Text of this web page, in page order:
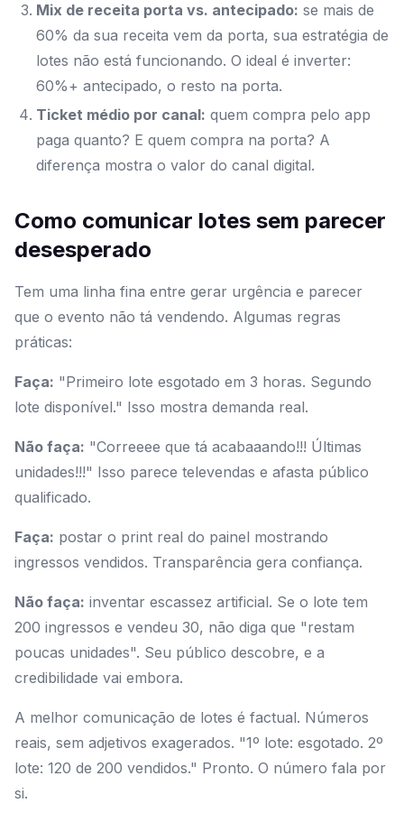
Mix de receita porta vs. antecipado: se mais de
60% da sua receita vem da porta, sua estratégia de
lotes não está funcionando. O ideal é inverter:
60%+ antecipado, o resto na porta.
Ticket médio por canal: quem compra pelo app
paga quanto? E quem compra na porta? A
diferença mostra o valor do canal digital.
Como comunicar lotes sem parecer
desesperado
Tem uma linha fina entre gerar urgência e parecer
que o evento não tá vendendo. Algumas regras
práticas:
Faça: "Primeiro lote esgotado em 3 horas. Segundo
lote disponível." Isso mostra demanda real.
Não faça: "Correeee que tá acabaaando!!! Últimas
unidades!!!" Isso parece televendas e afasta público
qualificado.
Faça: postar o print real do painel mostrando
ingressos vendidos. Transparência gera confiança.
Não faça: inventar escassez artificial. Se o lote tem
200 ingressos e vendeu 30, não diga que "restam
poucas unidades". Seu público descobre, e a
credibilidade vai embora.
A melhor comunicação de lotes é factual. Números
reais, sem adjetivos exagerados. "1º lote: esgotado. 2º
lote: 120 de 200 vendidos." Pronto. O número fala por
si.